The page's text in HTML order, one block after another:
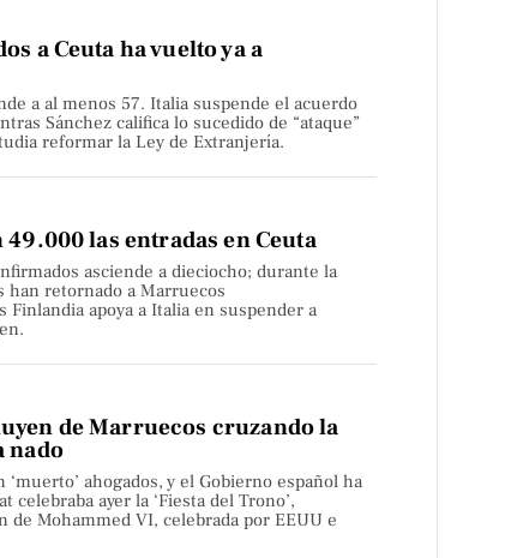
a Ceuta ha vuelto ya a
a al menos 57. Italia suspende el acuerdo
Sánchez califica lo sucedido de “ataque”
reformar la Ley de Extranjería.
las entradas en Ceuta
asciende a dieciocho; durante la
han retornado a Marruecos
Finlandia apoya a Italia en suspender a
de Marruecos cruzando la
nado
ahogados, y el Gobierno español ha
celebraba ayer la ‘Fiesta del Trono’,
de Mohammed VI, celebrada por EEUU e